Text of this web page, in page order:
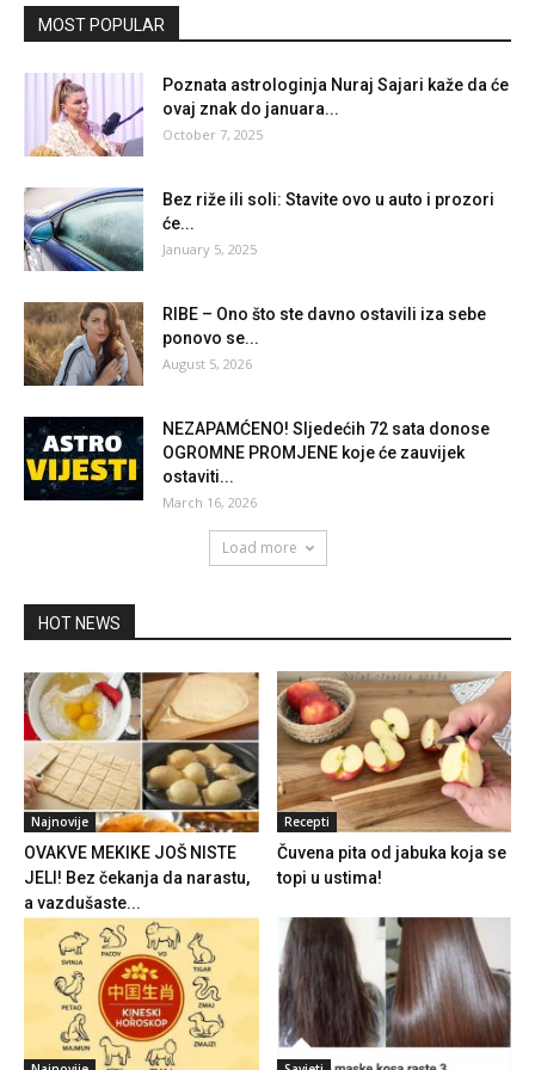
MOST POPULAR
Poznata astrologinja Nuraj Sajari kaže da će
ovaj znak do januara...
October 7, 2025
Bez riže ili soli: Stavite ovo u auto i prozori
će...
January 5, 2025
RIBE – Ono što ste davno ostavili iza sebe
ponovo se...
August 5, 2026
NEZAPAMĆENO! Sljedećih 72 sata donose
OGROMNE PROMJENE koje će zauvijek
ostaviti...
March 16, 2026
Load more
HOT NEWS
Najnovije
OVAKVE MEKIKE JOŠ NISTE
JELI! Bez čekanja da narastu,
a vazdušaste...
Recepti
Čuvena pita od jabuka koja se
topi u ustima!